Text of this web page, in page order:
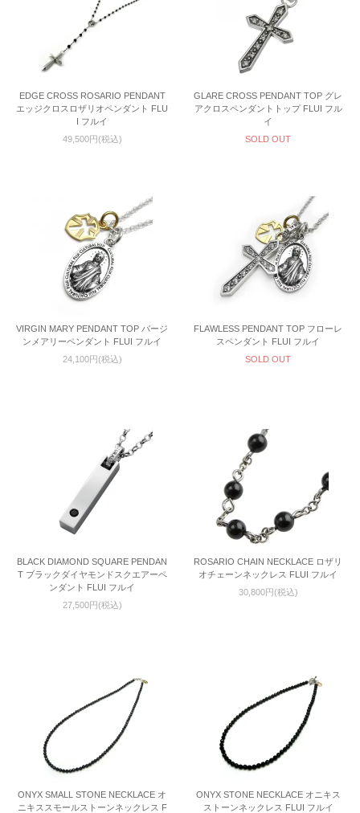
EDGE CROSS ROSARIO PENDANT
エッジクロスロザリオペンダント FLU
I フルイ
49,500円(税込)
GLARE CROSS PENDANT TOP グレ
アクロスペンダントトップ FLUI フル
イ
SOLD OUT
VIRGIN MARY PENDANT TOP バージ
ンメアリーペンダント FLUI フルイ
24,100円(税込)
FLAWLESS PENDANT TOP フローレ
スペンダント FLUI フルイ
SOLD OUT
BLACK DIAMOND SQUARE PENDAN
T ブラックダイヤモンドスクエアーペ
ンダント FLUI フルイ
27,500円(税込)
ROSARIO CHAIN NECKLACE ロザリ
オチェーンネックレス FLUI フルイ
30,800円(税込)
ONYX SMALL STONE NECKLACE オ
ニキススモールストーンネックレス F
ONYX STONE NECKLACE オニキス
ストーンネックレス FLUI フルイ